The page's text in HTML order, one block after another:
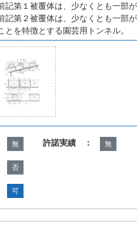
記第１被覆体は、少なくとも一部
記第２被覆体は、少なくとも一部
とを特徴とする園芸用トンネル。
無 許諾実績 ： 無
否
可